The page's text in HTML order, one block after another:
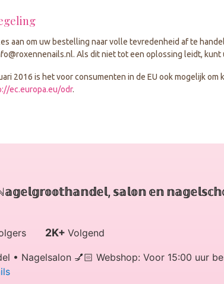
aan om uw bestelling naar volle tevredenheid af te
. Als dit niet tot een oplossing leidt,
2016 is het voor consumenten in de EU ook mogelijk
ec.europa.eu/odr.